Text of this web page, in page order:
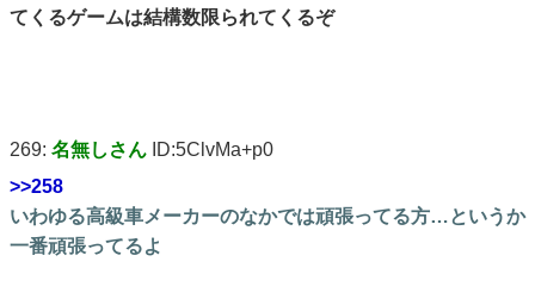
てくるゲームは結構数限られてくるぞ
269: 名無しさん ID:5ClvMa+p0
>>258
いわゆる高級車メーカーのなかでは頑張ってる方…というか
一番頑張ってるよ